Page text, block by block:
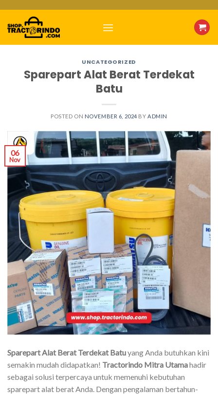
content
UNCATEGORIZED
Sparepart Alat Berat Terdekat
Batu
POSTED ON NOVEMBER 6, 2024 BY ADMIN
06
Nov
Sparepart Alat Berat Terdekat Batuyang Anda butuhkan kini
semakin mudah didapatkan! Tractorindo Mitra Utamahadir
sebagai solusi terpercaya untuk memenuhi kebutuhan
sparepart alat berat Anda. Dengan pengalaman bertahun-